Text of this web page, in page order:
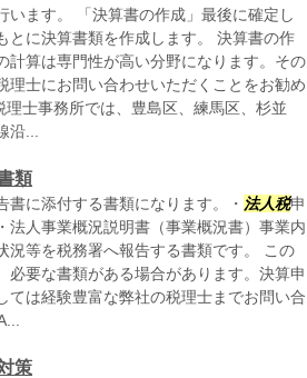
います。 「決算書の作成」最後に確定し
とに決算書類を作成します。 決算書の作
計算は専門性が高い分野になります。その
理士にお問い合わせいただくことをお勧め
理士事務所では、豊島区、練馬区、杉並
沿...
類
書に添付する書類になります。・ 法人税申
法人事業概況説明書（事業概況書）事業内
況等を税務署へ報告する書類です。 この
必要な書類がある場合があります。決算申
ては経験豊富な弊社の税理士までお問い合
策